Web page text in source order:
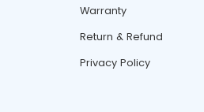
Warranty
Return & Refund
Privacy Policy